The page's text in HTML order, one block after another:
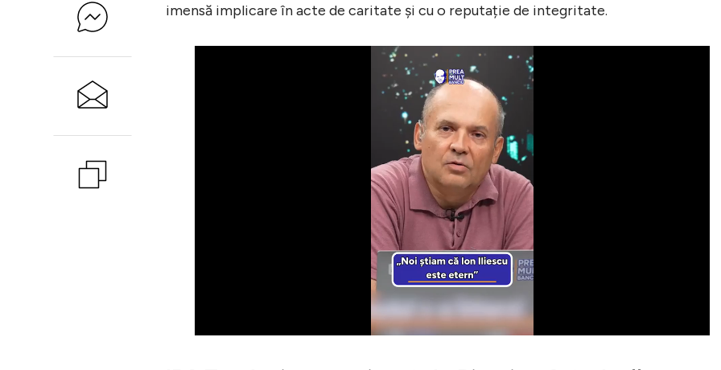
imensă implicare în acte de caritate și cu o reputație de integritate.